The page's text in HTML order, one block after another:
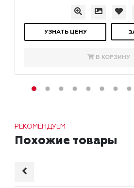
УЗНАТЬ ЦЕНУ
В КОРЗИНУ
РЕКОМЕНДУЕМ
Похожие товары